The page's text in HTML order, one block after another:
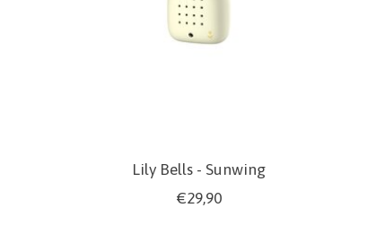
Lily Bells - Sunwing
€29,90